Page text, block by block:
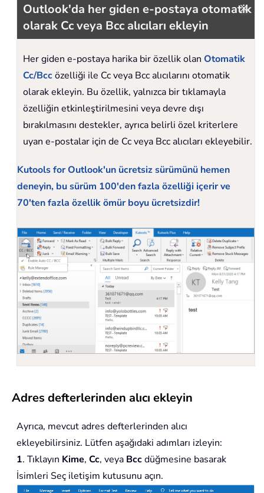
Outlook'da her giden e-postaya otomatik
olarak Cc veya Bcc alıcıları ekleyin
Her giden e-postaya harika bir özellik olan Otomatik
Cc/Bccözelliği ile Cc veya Bcc alıcılarını otomatik
olarak ekleyin. Bu özellik, yalnızca bir tıklamayla
özelliğin etkinleştirilmesini veya devre dışı
bırakılmasını destekler, ayrıca belirli özel kriterlere
uyan e-postalar için de Cc veya Bcc alıcıları ekleyebilir.
Kutools for Outlook'un ücretsiz sürümünü hemen
deneyin, bu sürüm 100'den fazla özelliği içerir ve
70'ten fazla özellik ömür boyu ücretsizdir!
Adres defterlerinden alıcı ekleyin
Ayrıca, mevcut adres defterlerinden alıcı
ekleyebilirsiniz. Lütfen aşağıdaki adımları izleyin:
1. Tıklayın Kime, Cc, veya Bccdüğmesine basarak
İsimleri Seç iletişim kutusunu açın.